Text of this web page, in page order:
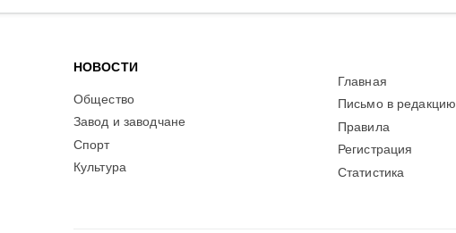
НОВОСТИ
Общество
Завод и заводчане
Спорт
Культура
Главная
Письмо в редакцию
Правила
Регистрация
Статистика